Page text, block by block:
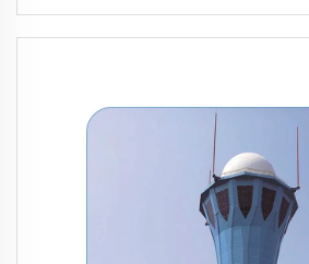
trasmissione e